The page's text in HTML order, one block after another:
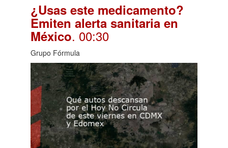
¿Usas este medicamento?
Emiten alerta sanitaria en
México. 00:30
Grupo Fórmula